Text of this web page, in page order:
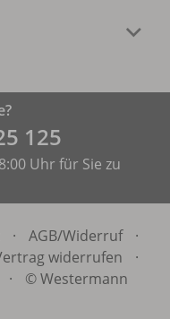
125
Uhr für Sie zu
· AGB/Widerruf
·
widerrufen
·
· © Westermann